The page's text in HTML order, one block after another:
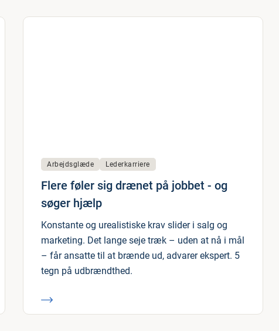
Arbejdsglæde Lederkarriere
Flere føler sig drænet på jobbet - og
søger hjælp
Konstante og urealistiske krav slider i salg og
marketing. Det lange seje træk – uden at nå i mål
– får ansatte til at brænde ud, advarer ekspert. 5
tegn på udbrændthed.